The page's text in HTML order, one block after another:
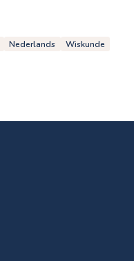
Nederlands Wiskunde